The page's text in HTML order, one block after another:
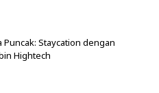
Staycation dengan
Hightech